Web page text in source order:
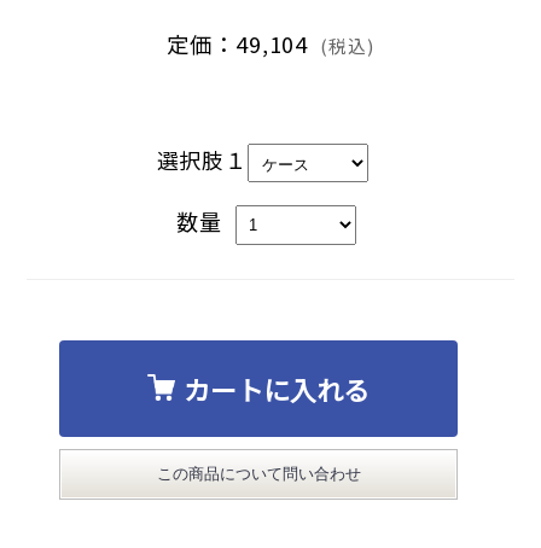
定価：49,104 (税込)
選択肢１
数量
カートに入れる
この商品について問い合わせ